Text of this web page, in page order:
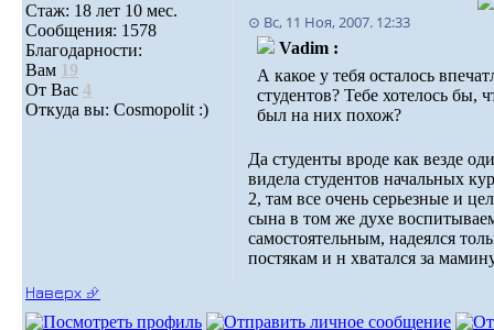
Стаж: 18 лет 10 мес.
Сообщения: 1578
Благодарности:
Вам 19
От Вас 4
Откуда вы: Cosmopolit :)
⊙ Вс, 11 Ноя, 2007. 12:33
Vadim :
А какое у тебя осталось
студентов? Тебе хотелось бы,
был на них похож?
Да студенты вроде как везде
видела студентов начальных
2, там все очень серьезные и
сына в том же духе
самостоятельным, надеялся
постякам и н хватался за
Наверх ⮵